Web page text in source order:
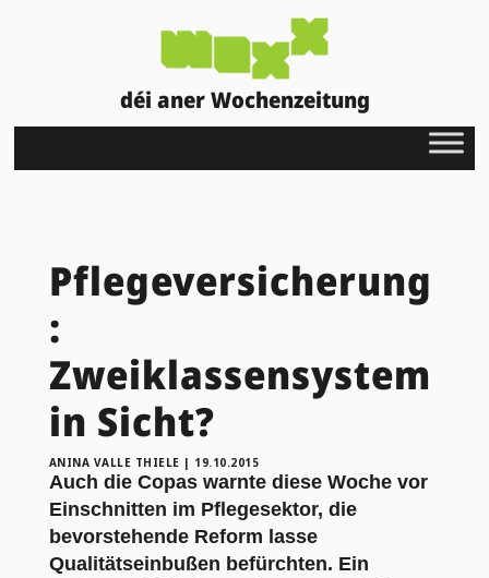
déi aner Wochenzeitung
Pflegeversicherung
:
Zweiklassensystem
in Sicht?
ANINA VALLE THIELE | 19.10.2015
Auch die Copas warnte diese Woche vor
Einschnitten im Pflegesektor, die
bevorstehende Reform lasse
Qualitätseinbußen befürchten. Ein